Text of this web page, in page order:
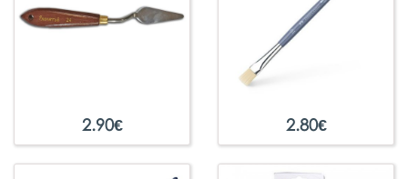
2.90€ 2.80€